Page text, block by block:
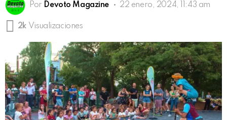
Por Devoto Magazine 22 enero, 2024, 11:43 am
2k Visualizaciones